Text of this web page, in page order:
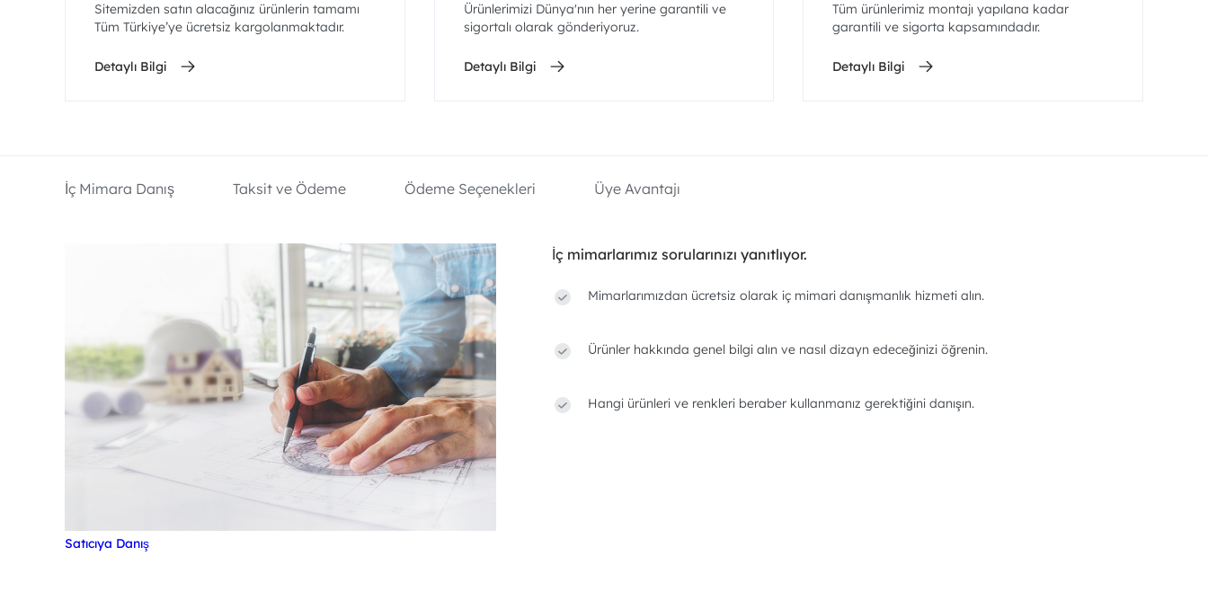
Sitemizden satın alacağınız ürünlerin tamamı
Tüm Türkiye’ye ücretsiz kargolanmaktadır.
Detaylı Bilgi
Ürünlerimizi Dünya'nın her yerine garantili ve
sigortalı olarak gönderiyoruz.
Detaylı Bilgi
Tüm ürünlerimiz montajı yapılana kadar
garantili ve sigorta kapsamındadır.
Detaylı Bilgi
İç Mimara Danış Taksit ve Ödeme Ödeme Seçenekleri Üye Avantajı
İç mimarlarımız sorularınızı yanıtlıyor.
Mimarlarımızdan ücretsiz olarak iç mimari danışmanlık hizmeti alın.
Ürünler hakkında genel bilgi alın ve nasıl dizayn edeceğinizi öğrenin.
Hangi ürünleri ve renkleri beraber kullanmanız gerektiğini danışın.
Satıcıya Danış